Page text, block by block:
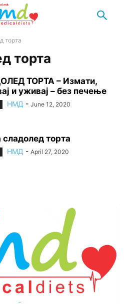
торта
торта
ТОРТА – Измати,
и уживај – без печење
НМД - June 12, 2020
сладолед торта
НМД - April 27, 2020